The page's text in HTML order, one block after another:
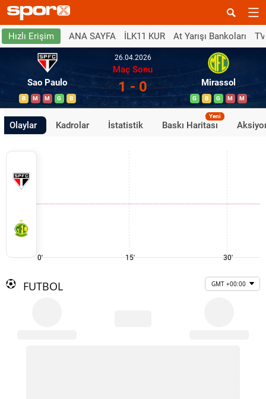
Hızlı Erişim ANA SAYFA İLK11 KUR At Yarışı Bankoları
Sao Paulo
B M M G B
26.04.2026
Maç Sonu
1 - 0 Mirassol
G B G M M
Olaylar Kadrolar İstatistik Baskı Haritası
Yeni
0' 15' 30'
FUTBOL GMT +00:00